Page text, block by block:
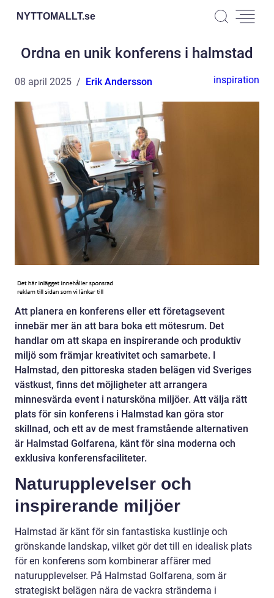
NYTTOMALLT.se
Ordna en unik konferens i halmstad
08 april 2025 Erik Andersson inspiration
Att planera en konferens eller ett företagsevent
innebär mer än att bara boka ett mötesrum. Det
handlar om att skapa en inspirerande och produktiv
miljö som främjar kreativitet och samarbete. I
Halmstad, den pittoreska staden belägen vid Sveriges
västkust, finns det möjligheter att arrangera
minnesvärda event i natursköna miljöer. Att välja rätt
plats för sin konferens i Halmstad kan göra stor
skillnad, och ett av de mest framstående alternativen
är Halmstad Golfarena, känt för sina moderna och
exklusiva konferensfaciliteter.
Naturupplevelser och
inspirerande miljöer
Halmstad är känt för sin fantastiska kustlinje och
grönskande landskap, vilket gör det till en idealisk plats
för en konferens som kombinerar affärer med
naturupplevelser. På Halmstad Golfarena, som är
strategiskt belägen nära de vackra stränderna i